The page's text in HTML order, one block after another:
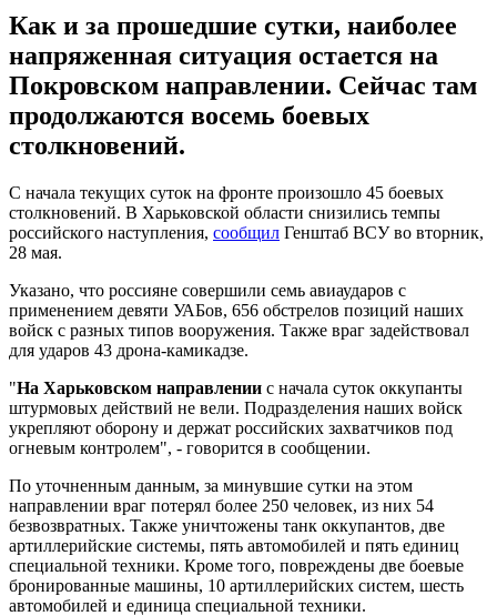
Как и за прошедшие сутки, наиболее
напряженная ситуация остается на
Покровском направлении. Сейчас там
продолжаются восемь боевых
столкновений.
С начала текущих суток на фронте произошло 45 боевых
столкновений. В Харьковской области снизились темпы
российского наступления, сообщил Генштаб ВСУ во вторник,
28 мая.
Указано, что россияне совершили семь авиаударов с
применением девяти УАБов, 656 обстрелов позиций наших
войск с разных типов вооружения. Также враг задействовал
для ударов 43 дрона-камикадзе.
"На Харьковском направлении с начала суток оккупанты
штурмовых действий не вели. Подразделения наших войск
укрепляют оборону и держат российских захватчиков под
огневым контролем", - говорится в сообщении.
По уточненным данным, за минувшие сутки на этом
направлении враг потерял более 250 человек, из них 54
безвозвратных. Также уничтожены танк оккупантов, две
артиллерийские системы, пять автомобилей и пять единиц
специальной техники. Кроме того, повреждены две боевые
бронированные машины, 10 артиллерийских систем, шесть
автомобилей и единица специальной техники.